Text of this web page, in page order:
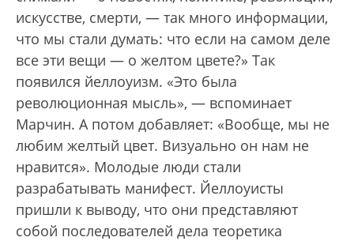
искусстве, смерти, — так много информации,
что мы стали думать: что если на самом деле
все эти вещи — о желтом цвете?» Так
появился йеллоуизм. «Это была
революционная мысль», — вспоминает
Марчин. А потом добавляет: «Вообще, мы не
любим желтый цвет. Визуально он нам не
нравится». Молодые люди стали
разрабатывать манифест. Йеллоуисты
пришли к выводу, что они представляют
собой последователей дела теоретика